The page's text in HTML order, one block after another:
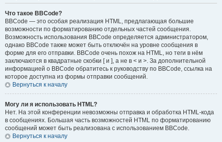
Что такое BBCode?
BBCode — это особая реализация HTML, предлагающая большие
возможности по форматированию отдельных частей сообщения.
Возможность использования BBCode определяется администратором,
однако BBCode также может быть отключён на уровне сообщения в
форме для его отправки. BBCode очень похож на HTML, но теги в нём
заключаются в квадратные скобки [ и ], а не в < и >. За дополнительной
информацией о BBCode обратитесь к руководству по BBCode, ссылка на
которое доступна из формы отправки сообщений.
Вернуться к началу
Могу ли я использовать HTML?
Нет. На этой конференции невозможны отправка и обработка HTML-кода
в сообщениях. Большая часть возможностей HTML по форматированию
сообщений может быть реализована с использованием BBCode.
Вернуться к началу